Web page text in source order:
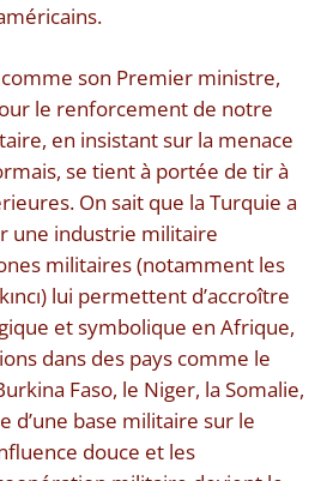
son Premier ministre,
le renforcement de notre
en insistant sur la menace
se tient à portée de tir à
On sait que la Turquie a
une industrie militaire
militaires (notamment les
lui permettent d’accroître
et symbolique en Afrique,
dans des pays comme le
Faso, le Niger, la Somalie,
d’une base militaire sur le
douce et les